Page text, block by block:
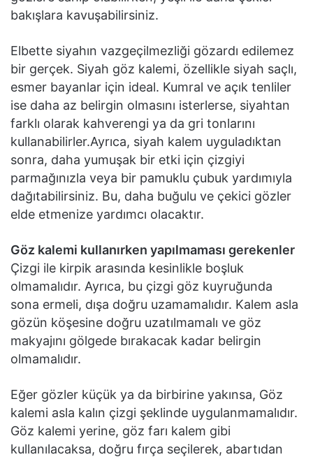
bakışlara kavuşabilirsiniz.
Elbette siyahın vazgeçilmezliği gözardı edilemez
bir gerçek. Siyah göz kalemi, özellikle siyah saçlı,
esmer bayanlar için ideal. Kumral ve açık tenliler
ise daha az belirgin olmasını isterlerse, siyahtan
farklı olarak kahverengi ya da gri tonlarını
kullanabilirler.Ayrıca, siyah kalem uyguladıktan
sonra, daha yumuşak bir etki için çizgiyi
parmağınızla veya bir pamuklu çubuk yardımıyla
dağıtabilirsiniz. Bu, daha buğulu ve çekici gözler
elde etmenize yardımcı olacaktır.
Göz kalemi kullanırken yapılmaması gerekenler
Çizgi ile kirpik arasında kesinlikle boşluk
olmamalıdır. Ayrıca, bu çizgi göz kuyruğunda
sona ermeli, dışa doğru uzamamalıdır. Kalem asla
gözün köşesine doğru uzatılmamalı ve göz
makyajını gölgede bırakacak kadar belirgin
olmamalıdır.
Eğer gözler küçük ya da birbirine yakınsa, Göz
kalemi asla kalın çizgi şeklinde uygulanmamalıdır.
Göz kalemi yerine, göz farı kalem gibi
kullanılacaksa, doğru fırça seçilerek, abartıdan